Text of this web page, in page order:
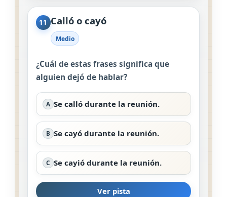
11 Calló o cayó
Medio
¿Cuál de estas frases significa que
alguien dejó de hablar?
A Se calló durante la reunión.
B Se cayó durante la reunión.
C Se cayió durante la reunión.
Ver pista